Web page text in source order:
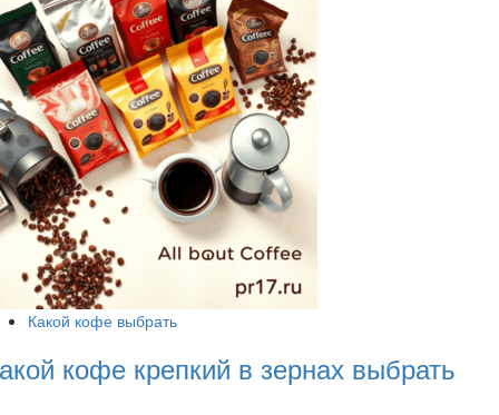
Какой кофе выбрать
кофе крепкий в зернах выбрать